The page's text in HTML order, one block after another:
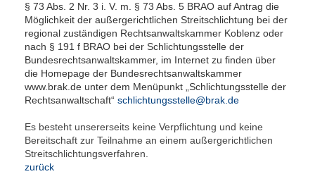
§ 73 Abs. 2 Nr. 3 i. V. m. § 73 Abs. 5 BRAO auf Antrag die
Möglichkeit der außergerichtlichen Streitschlichtung bei der
regional zuständigen Rechtsanwaltskammer Koblenz oder
nach § 191 f BRAO bei der Schlichtungsstelle der
Bundesrechtsanwaltskammer, im Internet zu finden über
die Homepage der Bundesrechtsanwaltskammer
www.brak.de unter dem Menüpunkt „Schlichtungsstelle der
Rechtsanwaltschaft“ schlichtungsstelle@brak.de
Es besteht unsererseits keine Verpflichtung und keine
Bereitschaft zur Teilnahme an einem außergerichtlichen
Streitschlichtungsverfahren.
zurück